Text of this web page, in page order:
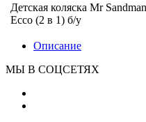
Детская коляска Mr
Ecco (2 в 1) б/у
Описание
МЫ В СОЦСЕТЯХ